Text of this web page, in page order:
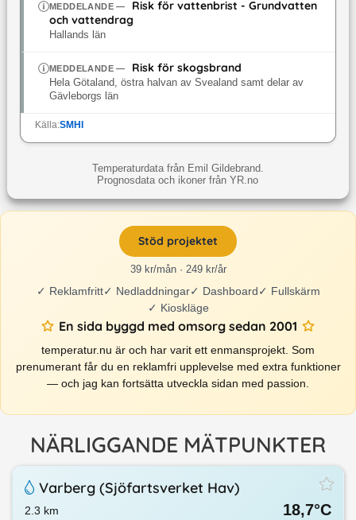
MEDDELANDE—
Risk för vattenbrist - Grundvatten
och vattendrag
Hallands län
MEDDELANDE— Risk för skogsbrand
Hela Götaland, östra halvan av Svealand samt delar av
Gävleborgs län
Källa:SMHI
Temperaturdata från Emil Gildebrand.
Prognosdata och ikoner från YR.no
Stöd projektet
39 kr/mån · 249 kr/år
✓ Reklamfritt✓ Nedladdningar✓ Dashboard✓ Fullskärm
✓ Kioskläge
En sida byggd med omsorg sedan 2001
temperatur.nu är och har varit ett enmansprojekt. Som
prenumerant får du en reklamfri upplevelse med extra funktioner
— och jag kan fortsätta utveckla sidan med passion.
NÄRLIGGANDE MÄTPUNKTER
Varberg (Sjöfartsverket Hav)
2.3 km 18,7°C